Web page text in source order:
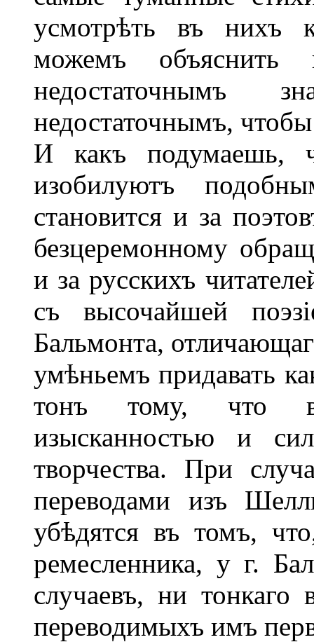
усмотрѣть въ нихъ
можемъ
недостаточнымъ
недостаточнымъ,
И какъ подумаешь,
изобилуютъ
становится и за
безцеремонному
и за русскихъ
съ высочайшей
Бальмонта,
умѣньемъ придавать
тонъ тому, что
изысканностью и
творчества. При
переводами изъ
убѣдятся въ томъ,
ремесленника, у г.
случаевъ, ни тонкаго
переводимыхъ имъ